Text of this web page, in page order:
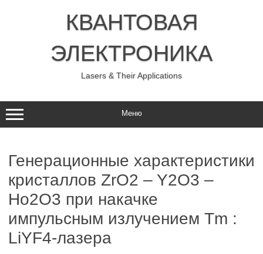
КВАНТОВАЯ
ЭЛЕКТРОНИКА
Lasers & Their Applications
Меню
Генерационные характеристики
кристаллов ZrO2 – Y2O3 –
Ho2O3 при накачке
импульсным излучением Tm :
LiYF4-лазера